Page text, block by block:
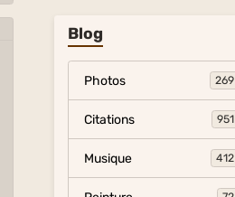
Blog
Photos 269
Citations 951
Musique 412